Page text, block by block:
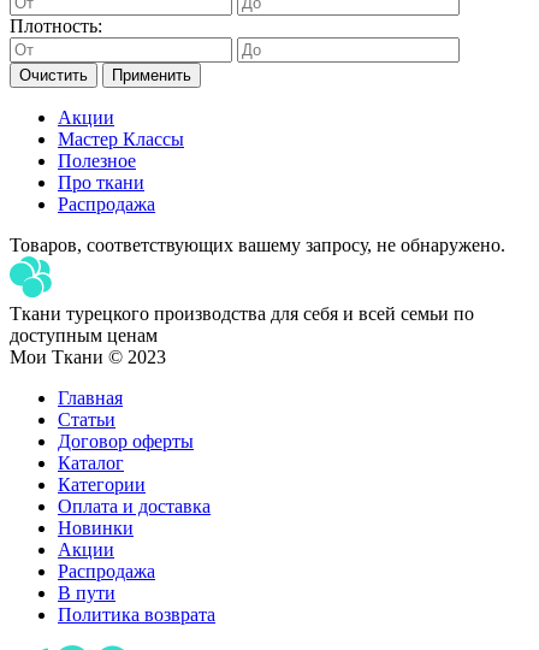
Плотность:
Очистить Применить
Акции
Мастер Классы
Полезное
Про ткани
Распродажа
Товаров, соответствующих вашему запросу, не обнаружено.
Ткани турецкого производства для себя и всей семьи по
доступным ценам
Мои Ткани © 2023
Главная
Статьи
Договор оферты
Каталог
Категории
Оплата и доставка
Новинки
Акции
Распродажа
В пути
Политика возврата